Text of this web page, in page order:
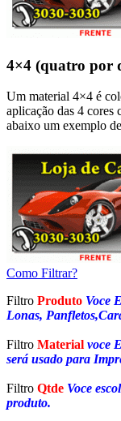
4×4 (quatro por
Um material 4×4 é
aplicação das 4
abaixo um exemplo
Como Filtrar?
Filtro Produto Voce
Lonas,
Filtro Material voce
será usado para
Filtro Qtde Voce
produto.